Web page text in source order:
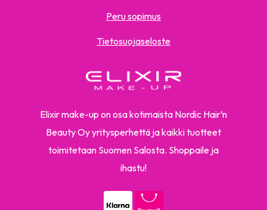
Elixir make-up on osa kotimaista Nordic Hair’n
Beauty Oy yritysperhettä ja kaikki tuotteet
toimitetaan Suomen Salosta. Shoppaile ja
ihastu!
Peru sopimus
Tietosuojaseloste